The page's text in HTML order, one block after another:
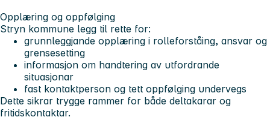
Opplæring og oppfølging
Stryn kommune legg til rette for:
grunnleggjande opplæring i rolleforståing, ansvar og
grensesetting
informasjon om handtering av utfordrande
situasjonar
fast kontaktperson og tett oppfølging undervegs
Dette sikrar trygge rammer for både deltakarar og
fritidskontaktar.